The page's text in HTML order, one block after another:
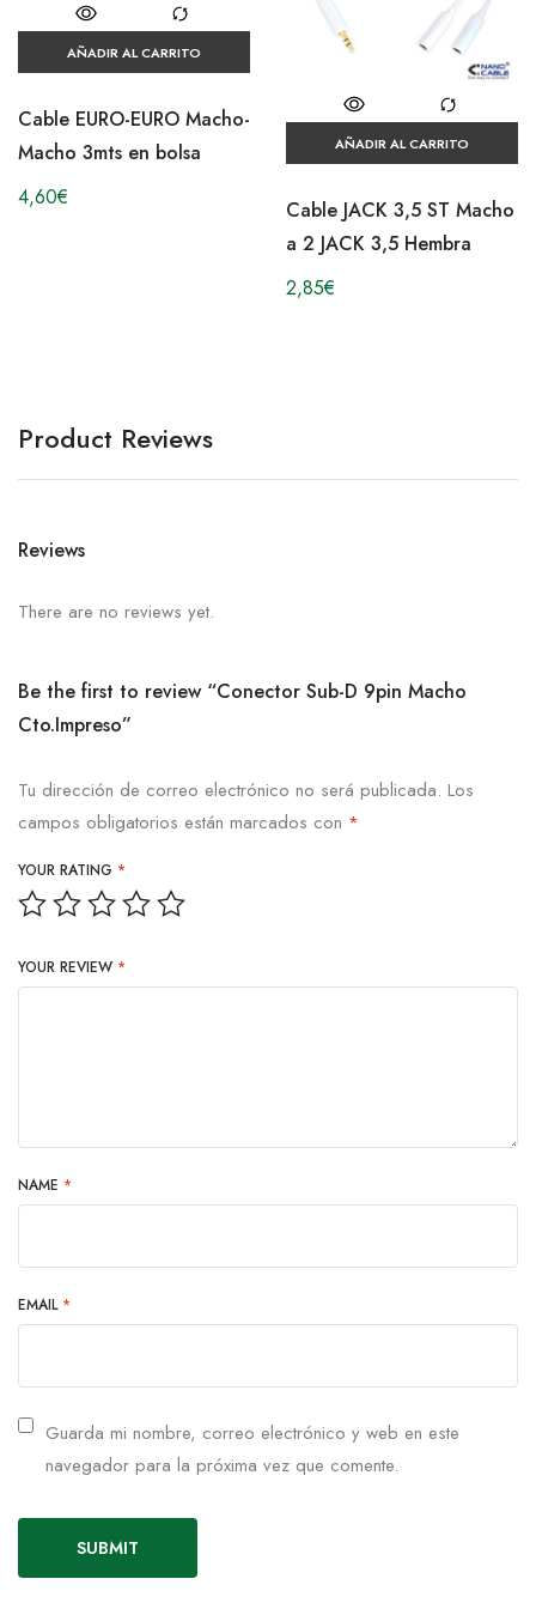
AÑADIR AL CARRITO
Cable EURO-EURO Macho-
Macho 3mts en bolsa
4,60€
AÑADIR AL CARRITO
Cable JACK 3,5 ST Macho
a 2 JACK 3,5 Hembra
2,85€
Product Reviews
Reviews
There are no reviews yet.
Be the first to review “Conector Sub-D 9pin Macho
Cto.Impreso”
Tu dirección de correo electrónico no será publicada. Los
campos obligatorios están marcados con *
YOUR RATING *
YOUR REVIEW *
NAME *
EMAIL *
Guarda mi nombre, correo electrónico y web en este
navegador para la próxima vez que comente.